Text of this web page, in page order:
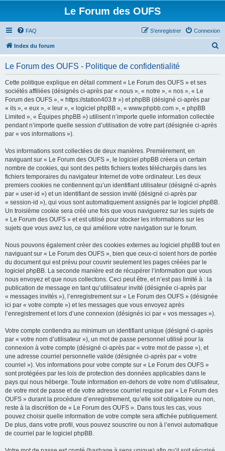
Le Forum des OUFS
FAQ Connexion
S’enregistrer
Index du forum
Le Forum des OUFS - Politique de confidentialité
Cette politique explique en détail comment « Le Forum des OUFS » et ses
sociétés affiliées (désignés ci-après par « nous », « notre », « nos », « Le
Forum des OUFS », « https://station403.fr ») et phpBB (désigné ci-après par
« ils », « eux », « leur », « logiciel phpBB », « www.phpbb.com », « phpBB
Limited », « Équipes phpBB ») utilisent n’importe quelle information collectée
pendant n’importe quelle session d’utilisation de votre part (désignée ci-après
par « vos informations »).
Vos informations sont collectées de deux manières. Premièrement, en
naviguant sur « Le Forum des OUFS », le logiciel phpBB créera un certain
nombre de cookies, qui sont des petits fichiers textes téléchargés dans les
fichiers temporaires du navigateur Internet de votre ordinateur. Les deux
premiers cookies ne contiennent qu’un identifiant utilisateur (désigné ci-après
par « user-id ») et un identifiant de session invité (désigné ci-après par
« session-id »), qui vous sont automatiquement assignés par le logiciel phpBB.
Un troisième cookie sera créé une fois que vous naviguerez sur les sujets de
« Le Forum des OUFS » et est utilisé pour stocker les informations sur les
sujets que vous avez lus, ce qui améliore votre navigation sur le forum.
Nous pouvons également créer des cookies externes au logiciel phpBB tout en
naviguant sur « Le Forum des OUFS », bien que ceux-ci soient hors de portée
du document qui est prévu pour couvrir seulement les pages créées par le
logiciel phpBB. La seconde manière est de récupérer l’information que vous
nous envoyez et que nous collectons. Ceci peut être, et n’est pas limité à : la
publication de message en tant qu’utilisateur invité (désignée ci-après par
« messages invités »), l’enregistrement sur « Le Forum des OUFS » (désignée
ici par « votre compte ») et les messages que vous envoyez après
l’enregistrement et lors d’une connexion (désignés ici par « vos messages »).
Votre compte contiendra au minimum un identifiant unique (désigné ci-après
par « votre nom d’utilisateur »), un mot de passe personnel utilisé pour la
connexion à votre compte (désigné ci-après par « votre mot de passe »), et
une adresse courriel personnelle valide (désignée ci-après par « votre
courriel »). Vos informations pour votre compte sur « Le Forum des OUFS »
sont protégées par les lois de protection des données applicables dans le
pays qui nous héberge. Toute information en-dehors de votre nom d’utilisateur,
de votre mot de passe et de votre adresse courriel requise par « Le Forum des
OUFS » durant la procédure d’enregistrement, qu’elle soit obligatoire ou non,
reste à la discrétion de « Le Forum des OUFS ». Dans tous les cas, vous
pouvez choisir quelle information de votre compte sera affichée publiquement.
De plus, dans votre profil, vous pouvez souscrire ou non à l’envoi automatique
de courriel par le logiciel phpBB.